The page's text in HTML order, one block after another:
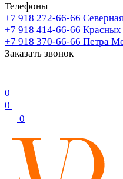
Телефоны
+7 918 272-66-66
+7 918 414-66-66 Красных
+7 918 370-66-66 Петра
Заказать звонок
0
0
0